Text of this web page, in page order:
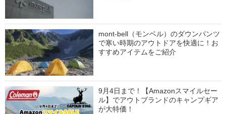
mont-bell（モンベル）のダウンパンツ
で寒い時期のアウトドアを快適に！お
すすめアイテムをご紹介
9月4日まで！【Amazonスマイルセー
ル】でアウトブランドのキャンプギア
が大特価！